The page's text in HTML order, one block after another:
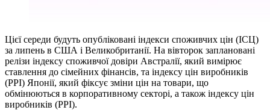
Цієї середи будуть опубліковані індекси споживчих цін (ІСЦ)
за липень в США і Великобританії. На вівторок заплановані
релізи індексу споживчої довіри Австралії, який вимірює
ставлення до сімейних фінансів, та індексу цін виробників
(PPI) Японії, який фіксує зміни цін на товари, що
обмінюються в корпоративному секторі, а також індексу цін
виробників (PPI).